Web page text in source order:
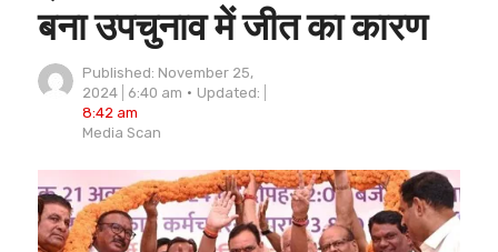
बना उपचुनाव में जीत का कारण
Published: November 25,
2024
6:40 am
Updated:
8:42 am
Author
Media Scan